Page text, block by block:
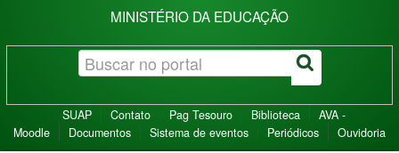
MINISTÉRIO DA EDUCAÇÃO
SUAP Contato Pag Tesouro Biblioteca
AVA -
Moodle
Documentos Sistema de eventos Periódicos Ouvidoria